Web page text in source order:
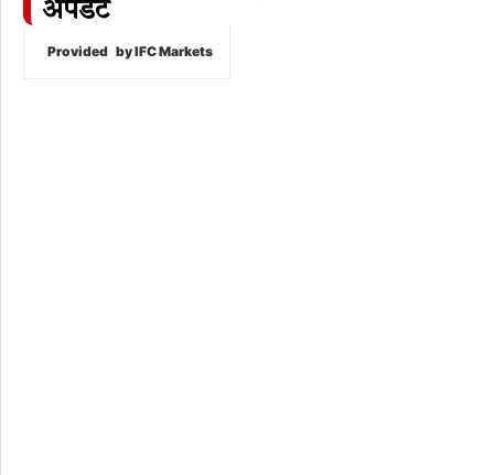
अपडेट
Provided by IFC Markets